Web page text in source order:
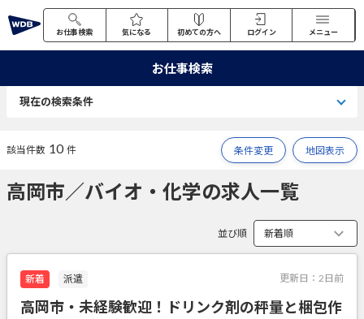
お仕事検索 気になる 初めての方へ ログイン メニュー
お仕事検索
現在の検索条件
該当件数 10 件 条件変更 地図表示
高岡市／バイオ・化学の求人一覧
並び順
新着 派遣 更新日： 2日前
高岡市・未経験歓迎！ドリンク剤の秤量と梱包作